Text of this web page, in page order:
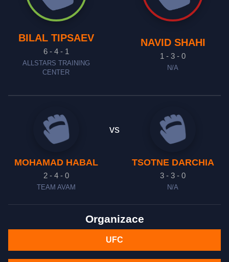
BILAL TIPSAEV
6 - 4 - 1
ALLSTARS TRAINING
CENTER
NAVID SHAHI
1 - 3 - 0
N/A
MOHAMAD HABAL
2 - 4 - 0
TEAM AVAM
vs
TSOTNE DARCHIA
3 - 3 - 0
N/A
Organizace
UFC